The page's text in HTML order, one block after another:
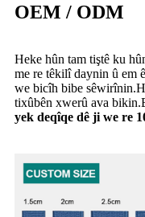
OEM / ODM
Heke hûn tam tiştê ku
me re têkilî daynin û em
we bicîh bibe
tixûbên xwerû ava
yek deqîqe dê ji we re